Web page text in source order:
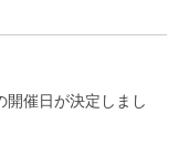
開催日が決定しまし